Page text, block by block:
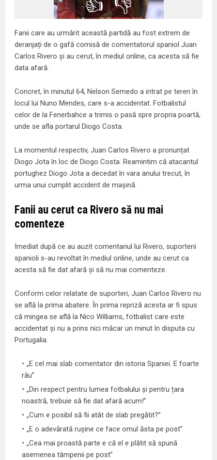
👍 👎
Fanii care au urmărit această partidă au fost extrem de
deranjați de o gafă comisă de comentatorul spaniol Juan
Carlos Rivero și au cerut, în mediul online, ca acesta să fie
data afară.
Concret, în minutul 64, Nelson Semedo a intrat pe teren în
locul lui Nuno Mendes, care s-a accidentat. Fotbalistul
celor de la Fenerbahce a trimis o pasă spre propria poartă,
unde se afla portarul Diogo Costa.
La momentul respectiv, Juan Carlos Rivero a pronunțat
Diogo Jota în loc de Diogo Costa. Reamintim că atacantul
portughez Diogo Jota a decedat în vara anului trecut, în
urma unui cumplit accident de mașină.
Fanii au cerut ca Rivero să nu mai
comenteze
Imediat după ce au auzit comentariul lui Rivero, suporterii
spanioli s-au revoltat în mediul online, unde au cerut ca
acesta să fie dat afară și să nu mai comenteze.
Conform celor relatate de suporteri, Juan Carlos Rivero nu
se află la prima abatere. În prima repriză acesta ar fi spus
că mingea se află la Nico Williams, fotbalist care este
accidentat și nu a prins nici măcar un minut în disputa cu
Portugalia.
„E cel mai slab comentator din istoria Spaniei. E foarte
rău”
„Din respect pentru lumea fotbalului și pentru țara
noastră, trebuie să fie dat afară acum!”
„Cum e posibil să fii atât de slab pregătit?”
„E o adevărată rușine ce face omul ăsta pe post”
„Cea mai proastă parte e că el e plătit să spună
asemenea tâmpenii pe post”